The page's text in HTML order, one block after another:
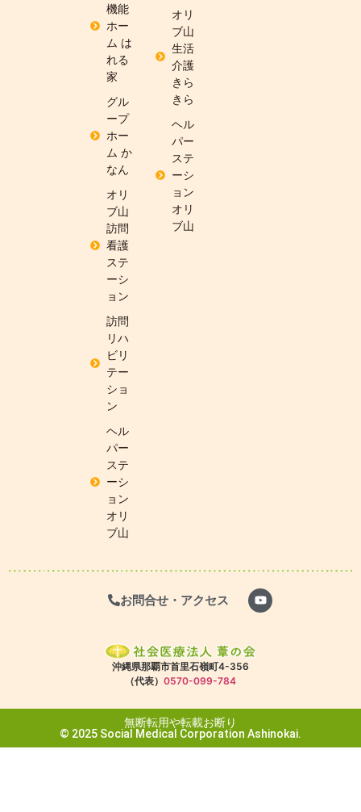
機能
ホー
ム は
れる
家
グル
ープ
ホー
ム か
なん
オリ
ブ山
訪問
看護
ステ
ーシ
ョン
訪問
リハ
ビリ
テー
ショ
ン
ヘル
パー
ステ
ーシ
ョン
オリ
ブ山
オリ
ブ山
生活
介護
きら
きら
ヘル
パー
ステ
ーシ
ョン
オリ
ブ山
お問合せ・アクセス
沖縄県那覇市首里石嶺町4-356
（代表） 0570-099-784
無断転用や転載お断り
© 2025 Social Medical Corporation Ashinokai.